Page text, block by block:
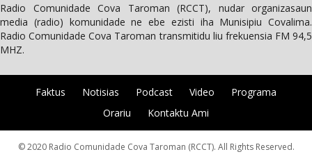
Radio Comunidade Cova Taroman (RCCT), nudar organizasaun
media (radio) komunidade ne ebe ezisti iha Munisipiu Covalima.
Radio Comunidade Cova Taroman transmitidu liu frekuensia FM 94,5
MHZ.
Faktus Notisias Podcast Video
Programa
Orariu
Kontaktu Ami
© 2020 Radio Comunidade Cova Taroman (RCCT). All Rights Reserved.